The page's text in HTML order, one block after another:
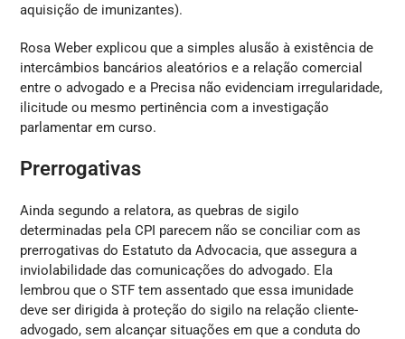
aquisição de imunizantes).
Rosa Weber explicou que a simples alusão à existência de
intercâmbios bancários aleatórios e a relação comercial
entre o advogado e a Precisa não evidenciam irregularidade,
ilicitude ou mesmo pertinência com a investigação
parlamentar em curso.
Prerrogativas
Ainda segundo a relatora, as quebras de sigilo
determinadas pela CPI parecem não se conciliar com as
prerrogativas do Estatuto da Advocacia, que assegura a
inviolabilidade das comunicações do advogado. Ela
lembrou que o STF tem assentado que essa imunidade
deve ser dirigida à proteção do sigilo na relação cliente-
advogado, sem alcançar situações em que a conduta do